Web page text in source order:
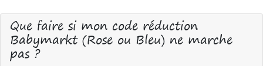
Que faire si mon code réduction
Babymarkt (Rose ou Bleu) ne marche
pas ?